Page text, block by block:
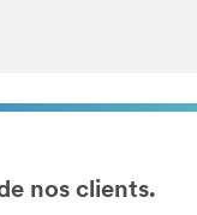
nos clients.